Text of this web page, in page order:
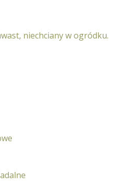
niechciany w ogródku.